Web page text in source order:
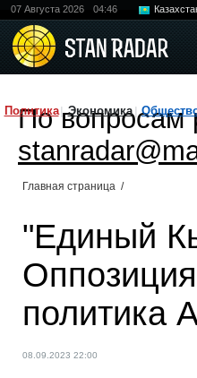
07 Августа 2026 04:46
Политика Экономика
По вопросам
Главная страница /
"Единый
политика
08.09.2023 22:00